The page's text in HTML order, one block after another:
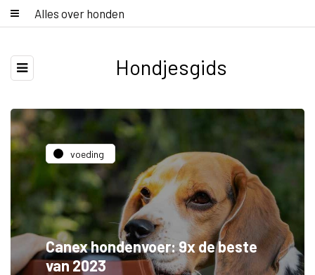
Alles over honden
Hondjesgids
voeding
Canex hondenvoer: 9x de beste
van 2023